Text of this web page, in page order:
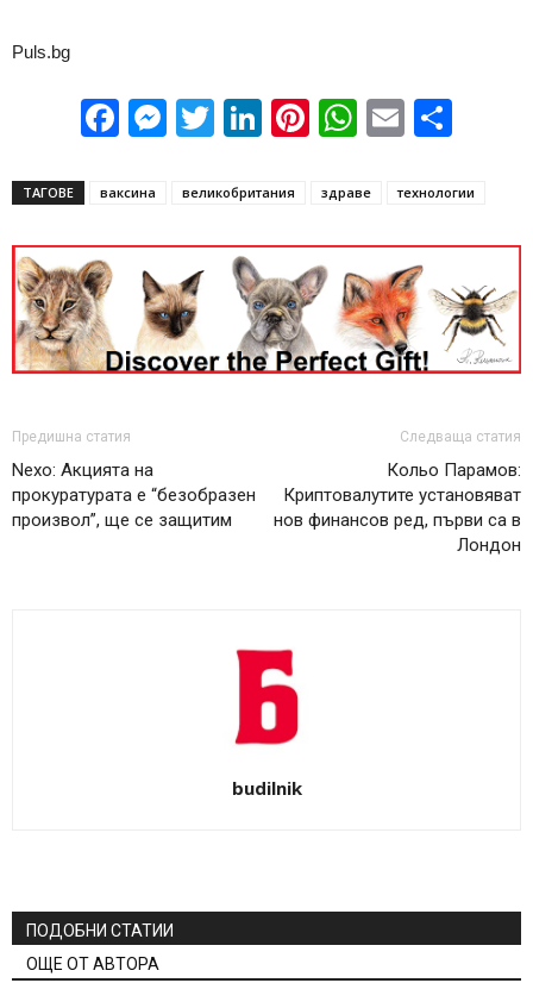
Puls.bg
Facebook
Messenger
Twitter
LinkedIn
Pinterest
WhatsApp
Email
ТАГОВЕ ваксина великобритания здраве технологии
Предишна статия
Nexo: Акцията на
прокуратурата е “безобразен
произвол”, ще се защитим
Следваща статия
Кольо Парамов:
Криптовалутите установяват
нов финансов ред, първи са в
Лондон
budilnik
ПОДОБНИ СТАТИИ
ОЩЕ ОТ АВТОРА